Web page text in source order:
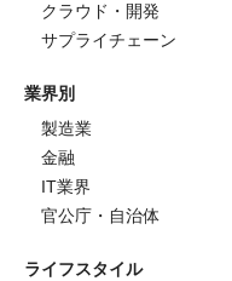
クラウド・開発
サプライチェーン
業界別
製造業
金融
IT業界
官公庁・自治体
ライフスタイル